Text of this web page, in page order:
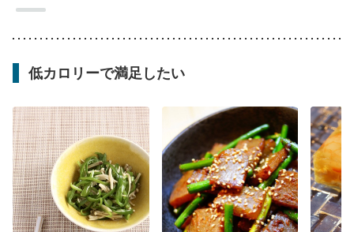
低カロリーで満足したい